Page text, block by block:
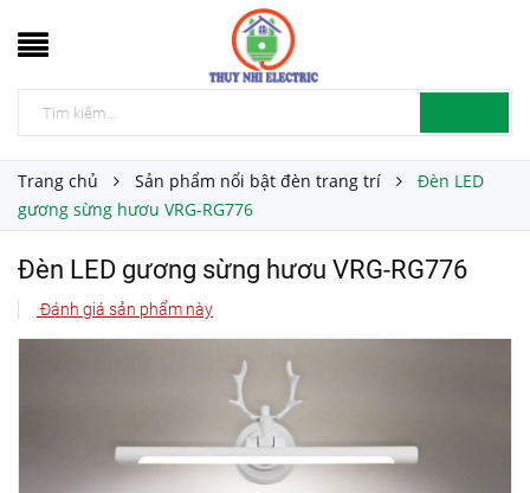
Trang chủ Sản phẩm nổi bật đèn trang trí
Đèn LED
gương sừng hươu VRG-RG776
Đèn LED gương sừng hươu VRG-RG776
Đánh giá sản phẩm này